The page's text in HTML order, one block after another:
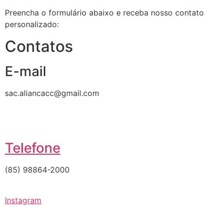
Preencha o formulário abaixo e receba nosso contato
personalizado:
Contatos
E-mail
sac.aliancacc@gmail.com
Telefone
(85) 98864-2000
Instagram